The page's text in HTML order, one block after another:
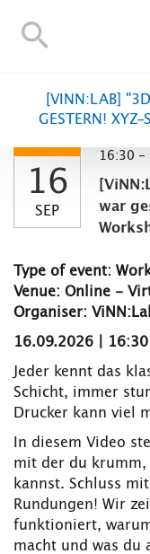
RESEARCH AND
ALUMNI
UNIVERSITY
INTERNATIONAL
TH Online-Portal
[VINN:LAB]
GESTERN!
16
SEP
16:30 -
war
Type of event:
Venue: Online -
Organiser:
16.09.2026 | 16:30
Jeder kennt das
Schicht, immer
Drucker kann viel
In diesem Video
mit der du krumm,
kannst. Schluss
Rundungen! Wir
funktioniert,
macht und was du